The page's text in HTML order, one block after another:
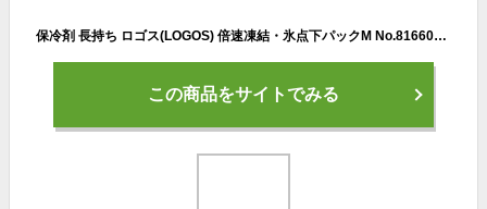
保冷剤 長持ち ロゴス(LOGOS) 倍速凍結・氷点下パックM No.81660640 保冷パック アウトドア【あす着】
この商品をサイトでみる